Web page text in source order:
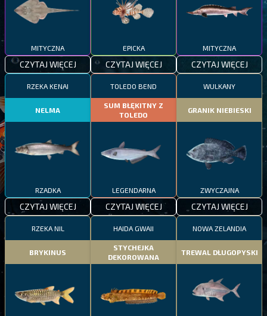
MITYCZNA
CZYTAJ WIĘCEJ
EPICKA
CZYTAJ WIĘCEJ
MITYCZNA
CZYTAJ WIĘCEJ
RZEKA KENAI
NELMA
RZADKA
CZYTAJ WIĘCEJ
TOLEDO BEND
SUM BŁĘKITNY Z
TOLEDO
LEGENDARNA
CZYTAJ WIĘCEJ
WULKANY
GRANIK NIEBIESKI
ZWYCZAJNA
CZYTAJ WIĘCEJ
RZEKA NIL
BRYKINUS
HAIDA GWAII
STYCHEJKA
DEKOROWANA
NOWA ZELANDIA
TREWAL DŁUGOPYSKI